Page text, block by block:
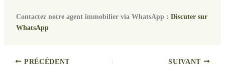
Contactez notre agent immobilier via WhatsApp : Discuter sur
WhatsApp
PRÉCÉDENT SUIVANT